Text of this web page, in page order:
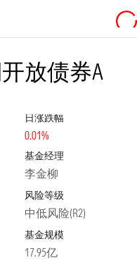
放债券A
日涨跌幅
0.01%
基金经理
李金柳
风险等级
中低风险(R2)
基金规模
17.95亿